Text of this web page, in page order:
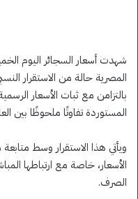
المصرية حالة من الاستقرار
بالتزامن مع ثبات الأسعار
المستوردة تفاوتًا ملحوظًا بين
ويأتي هذا الاستقرار وسط
الأسعار، خاصة مع ارتباطها
الصرف.